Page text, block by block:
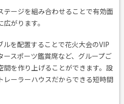
テージを組み合わせることで有効面
がります。
を配置することで花火大会のVIP
スポーツ鑑賞席など、グループご
間を作り上げることができます。設
レーラーハウスだからできる短時間